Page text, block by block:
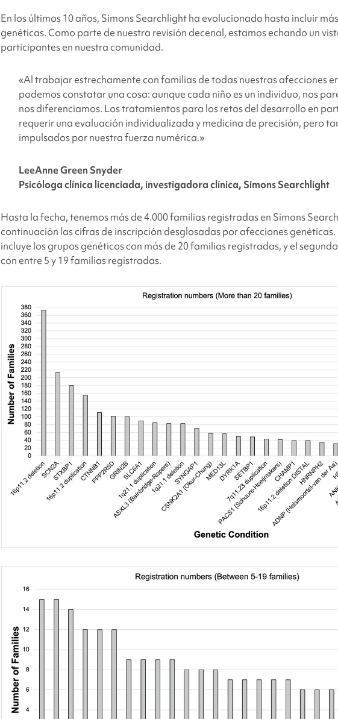
facebook
x
twitter
linkedinpage
link
En los últimos 10 años, Simons Searchlightha evolucionado hasta incluir
genéticas. Como parte de nuestra revisión decenal, estamos echando un
participantes en nuestra comunidad.
«Al trabajar estrechamente con familias de todas nuestras afecciones
podemos constatar una cosa: aunque cada niño es un individuo, nos
nos diferenciamos. Los tratamientos para los retos del desarrollo en
requerir una evaluación individualizada y medicina de precisión, pero
impulsados por nuestra fuerza numérica.»
LeeAnne Green Snyder
Psicóloga clínica licenciada, investigadora clínica, Simons Searchlight
Hasta la fecha, tenemos más de 4.000 familias registradas en Simons
continuación las cifras de inscripción desglosadas por afecciones
incluye los grupos genéticos con más de 20 familias registradas, y el
con entre 5 y 19 familias registradas.